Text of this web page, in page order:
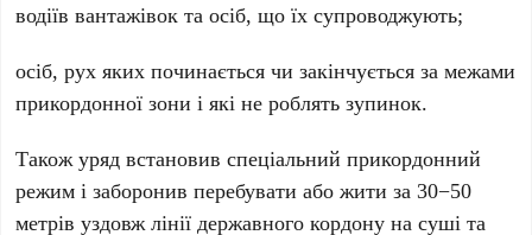
водіїв вантажівок та осіб, що їх супроводжують;
осіб, рух яких починається чи закінчується за межами
прикордонної зони і які не роблять зупинок.
Також уряд встановив спеціальний прикордонний
режим і заборонив перебувати або жити за 30−50
метрів уздовж лінії державного кордону на суші та